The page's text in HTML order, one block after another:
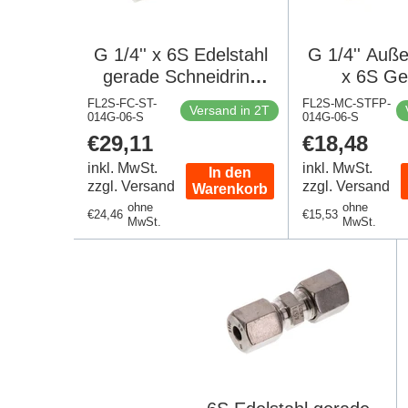
G 1/4'' x 6S Edelstahl
gerade Schneidring
630 Bar DIN 2353
FL2S-FC-ST-
014G-06-S
Versand in 2T
Regulärer
Preis
€29,11
inkl. MwSt.
zzgl. Versand
Regulärer
€24,46
ohne
MwSt.
In den
Warenkorb
G 1/4''
x 6S
Edelstahl
Dichtung
FL2S-MC-STFP-
014G-06-S
Regulärer
Preis
€18,48
inkl. MwSt.
zzgl. Versand
Regulärer
€15,53
ohne
MwSt.